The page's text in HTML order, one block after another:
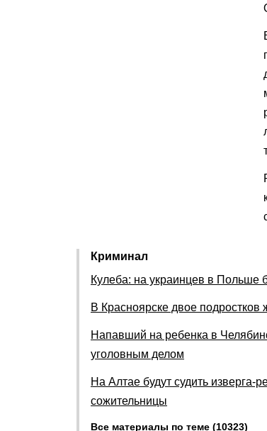
Криминал
Кулеба: на украинцев в Польше
В Красноярске двое
Напавший на ребенка в
уголовным делом
На Алтае будут судить изверга-
сожительницы
Все материалы по теме (10323)